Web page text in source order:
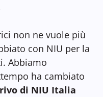
non ne vuole più
con NIU per la
Abbiamo
ha cambiato
di NIU Italia